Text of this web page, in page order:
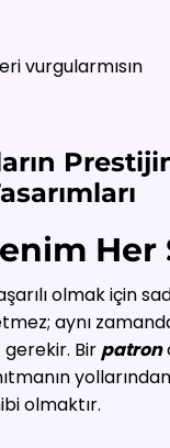
vurgularmısın
Her
olmak için
aynı
Birpatron
olmaktır.